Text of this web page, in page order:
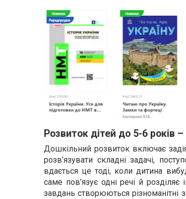
Розвиток дітей до 5-6 років
Дошкільний розвиток включає
розв’язувати складні задачі,
вдається це тоді, коли дитина
саме пов’язує одні речі й
завдань створюються різноманітні